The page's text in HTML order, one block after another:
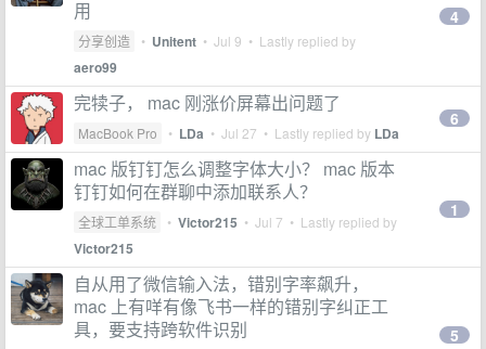
用
分享创造 • Unitent • Jul 9 • Lastly replied by
aero99
4
完犊子， mac 刚涨价屏幕出问题了
MacBook Pro • LDa • Jul 27 • Lastly replied by LDa
6
mac 版钉钉怎么调整字体大小？ mac 版本
钉钉如何在群聊中添加联系人？
全球工单系统 • Victor215 • Jul 7 • Lastly replied by
Victor215
1
自从用了微信输入法，错别字率飙升，
mac 上有咩有像飞书一样的错别字纠正工
具，要支持跨软件识别
5